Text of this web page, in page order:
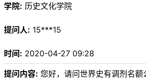
学院: 历史文化学院
提问人: 15***15
时间: 2020-04-27 09:28
提问内容: 您好，请问世界史有调剂名额